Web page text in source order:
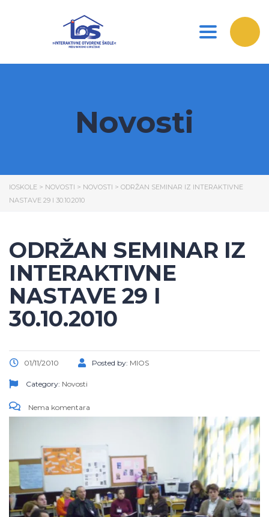
Toggle
Novosti
IOSKOLE > NOVOSTI > NOVOSTI > ODRŽAN SEMINAR IZ INTERAKTIVNE
NASTAVE 29 I 30.10.2010
ODRŽAN SEMINAR IZ
INTERAKTIVNE
NASTAVE 29 I
30.10.2010
01/11/2010 Posted by: MIOS
Category: Novosti
Nema komentara